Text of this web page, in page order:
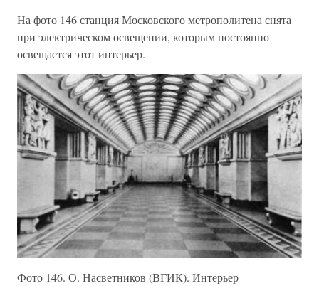
На фото 146 станция Московского метрополитена снята
при электрическом освещении, которым постоянно
освещается этот интерьер.
Фото 146. О. Насветников (ВГИК). Интерьер